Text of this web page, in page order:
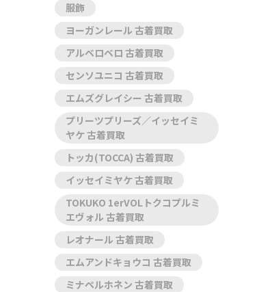
服飾
ヨーガンレール 古着買取
アルベロベロ 古着買取
センソユニコ 古着買取
エムズグレイシー 古着買取
プリーツプリーズ／イッセイミ
ヤケ 古着買取
トッカ(TOCCA) 古着買取
イッセイミヤケ 古着買取
TOKUKO 1erVOLトクコプルミ
エヴォル 古着買取
レオナール 古着買取
エムアンドキョウコ 古着買取
ミナペルホネン 古着買取